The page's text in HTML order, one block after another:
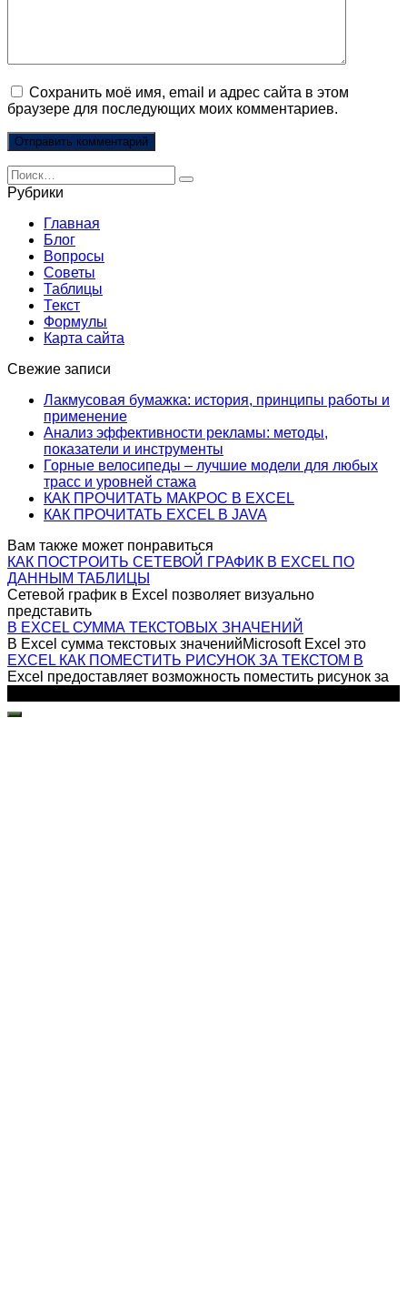
Сохранить моё имя, email и адрес сайта в этом
браузере для последующих моих комментариев.
Search
for:
Рубрики
Главная
Блог
Вопросы
Советы
Таблицы
Текст
Формулы
Карта сайта
Свежие записи
Лакмусовая бумажка: история, принципы работы и
применение
Анализ эффективности рекламы: методы,
показатели и инструменты
Горные велосипеды – лучшие модели для любых
трасс и уровней стажа
КАК ПРОЧИТАТЬ МАКРОС В EXCEL
КАК ПРОЧИТАТЬ EXCEL В JAVA
Вам также может понравиться
КАК ПОСТРОИТЬ СЕТЕВОЙ ГРАФИК В EXCEL ПО
ДАННЫМ ТАБЛИЦЫ
Сетевой график в Excel позволяет визуально
представить
В EXCEL СУММА ТЕКСТОВЫХ ЗНАЧЕНИЙ
В Excel сумма текстовых значенийMicrosoft Excel это
EXCEL КАК ПОМЕСТИТЬ РИСУНОК ЗА ТЕКСТОМ В
Excel предоставляет возможность поместить рисунок за